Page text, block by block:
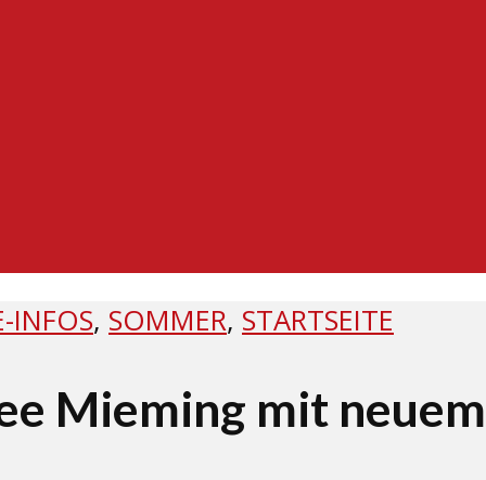
INFOS, SOMMER, STARTSEITE
Mieming mit